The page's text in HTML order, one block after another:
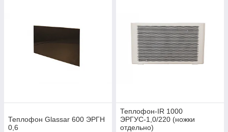
Теплофон Glassar 600 ЭРГН
0,6
Теплофон-IR 1000
ЭРГУС-1,0/220 (ножки
отдельно)